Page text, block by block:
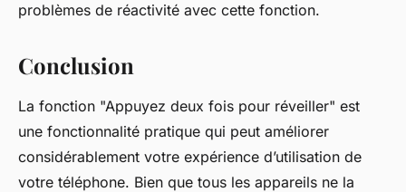
problèmes de réactivité avec cette fonction.
Conclusion
La fonction "Appuyez deux fois pour réveiller" est
une fonctionnalité pratique qui peut améliorer
considérablement votre expérience d’utilisation de
votre téléphone. Bien que tous les appareils ne la